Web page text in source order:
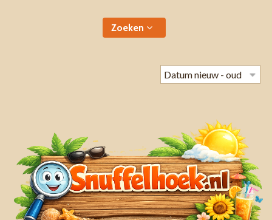
Zoeken